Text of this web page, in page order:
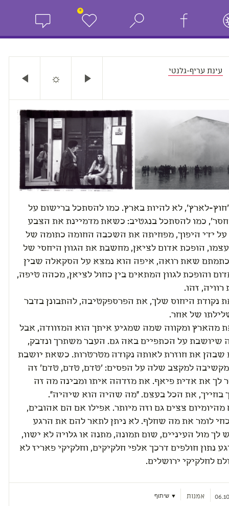
+
עינת עריף-גלנטי
☼
לארץ', לא להיות בארץ. כמו להסתכל ברישום על
כמו להסתכל בנגטיב: כשאת מדמיינת את הצבע
על ידי היפוך, מפחיתה את השכבה החומה כתומה של
הופכת אדום לציאן, מחשבת את הגוון היחסי של
שאת רואה, איפה הוא נמצא על הסקאלה שבין
והופכת לגוון המתאים בין כחול לציאן, מכהה טיפה,
זהו.
נקודת היחוס שלך, את הפרספקטיבה, להתבונן בדבר
של אחר.
מהארץ ומקווה שמה שמגיע איתך הוא המזוודה, אבל
שיושבת על הכתפיים באה גם. העבר משתרך ונדבק,
שבהן את חוזרת לאותה נקודה מטרטרות. כשאת יושבת
למקצב שלה על הפסים: 'טדם, טדם, טדם' זה
לך את אדית פיאף. את מזדהה איתו ומבינה מה זה
בחייך, את הכל בעצם. "מה שהיה הוא שיהיה".
צצים גם וזה מיותר. אפילו אם הם אהובים,
לומר את מה שחלף. לא ניתן לתאר להם את הרגע
מול העיניים, שום תמונה, מתנה או גלויה לא ישוו,
נתון חולפים דרכך אלפי חלקיקים, וחלקיקי פאריז לא
לחלקיקי ירושלים.
אמנות ▼ שיתוף